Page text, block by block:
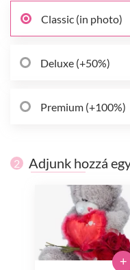
Classic (in photo)
Deluxe (+50%)
Premium (+100%)
2 Adjunk hozzá
+